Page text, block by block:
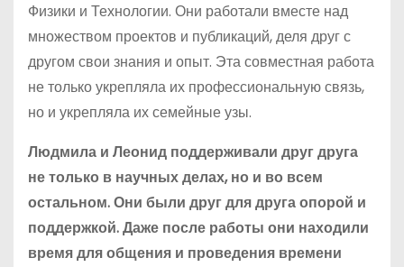
Физики и Технологии. Они работали вместе над
множеством проектов и публикаций, деля друг с
другом свои знания и опыт. Эта совместная работа
не только укрепляла их профессиональную связь,
но и укрепляла их семейные узы.
Людмила и Леонид поддерживали друг друга
не только в научных делах, но и во всем
остальном. Они были друг для друга опорой и
поддержкой. Даже после работы они находили
время для общения и проведения времени